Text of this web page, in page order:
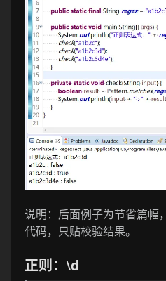
说明：后面例子为节省篇幅
代码，只贴校验结果。
正则：\d